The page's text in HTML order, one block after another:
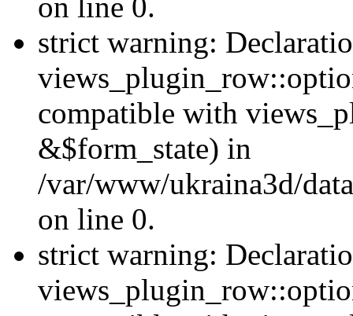
strict warning:
compatible with
&$form_state) in
/var/www/ukraina3d/
on line 0.
strict warning: